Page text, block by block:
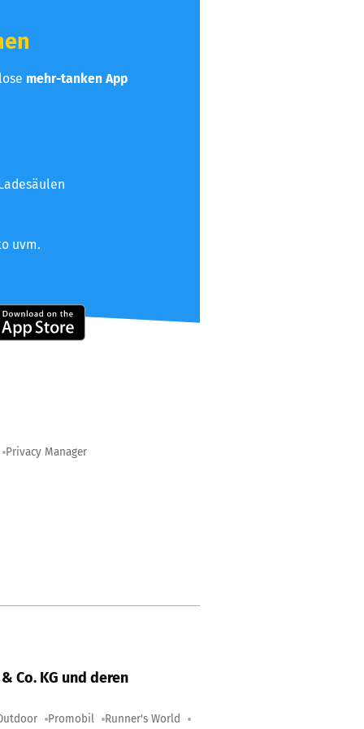
mehr-tanken App
uvm.
Privacy Manager
Co. KG und deren
Promobil Runner's World